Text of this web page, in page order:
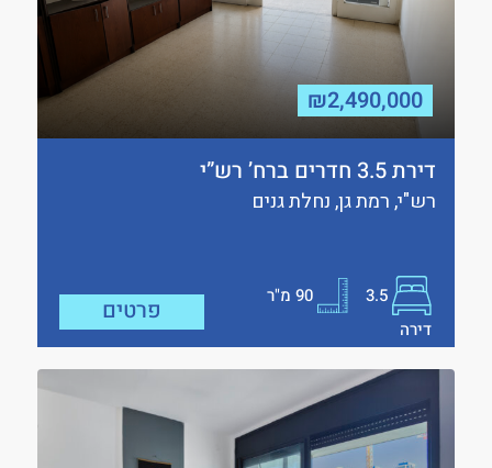
₪2,490,000
דירת 3.5 חדרים ברח’ רש”י
רש"י, רמת גן, נחלת גנים
3.5
90מ"ר
דירה
פרטים